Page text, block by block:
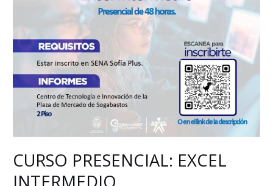
CURSO PRESENCIAL: EXCEL
INTERMEDIO